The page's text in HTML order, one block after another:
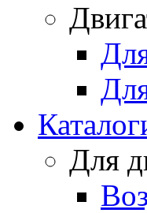
Для